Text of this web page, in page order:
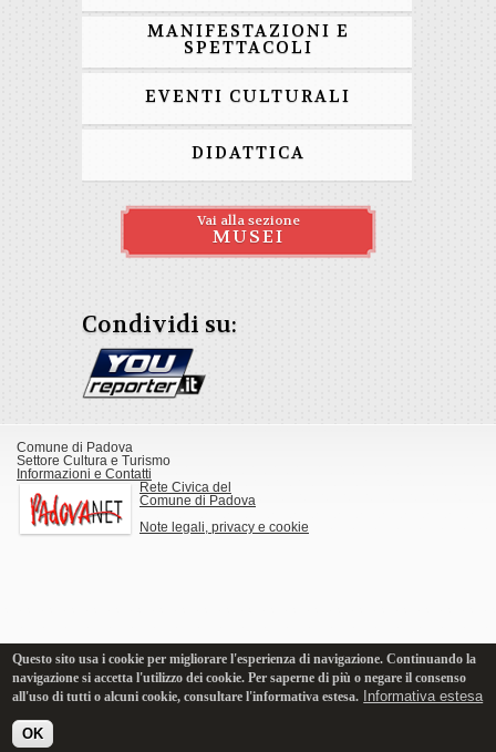
MANIFESTAZIONI E
SPETTACOLI
EVENTI CULTURALI
DIDATTICA
Vai alla sezione
MUSEI
Condividi su:
Comune di Padova
Settore Cultura e Turismo
Informazioni e Contatti
Rete Civica del
Comune di Padova
Note legali, privacy e cookie
Questo sito usa i cookie per migliorare l'esperienza di navigazione. Continuando la
navigazione si accetta l'utilizzo dei cookie. Per saperne di più o negare il consenso
all'uso di tutti o alcuni cookie, consultare l'informativa estesa. Informativa estesa
OK